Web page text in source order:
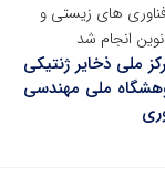
های زیستی و
انجام شد
ملی ذخایر ژنتیکی
ملی مهندسی